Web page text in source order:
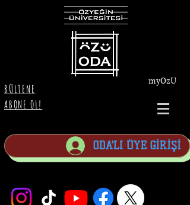
BÜLTENE
ABONE OL!
myOzU
ODA'LI ÜYE GİRİŞİ